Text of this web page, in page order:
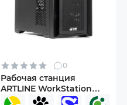
0
Рабочая станция
ARTLINE WorkStation
W96 (W96v59)